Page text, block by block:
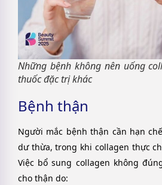
Những bệnh không nên uống
thuốc đặc trị khác
Bệnh thận
Người mắc bệnh thận cần hạn
dư thừa, trong khi collagen thực
Việc bổ sung collagen không
cho thận do: